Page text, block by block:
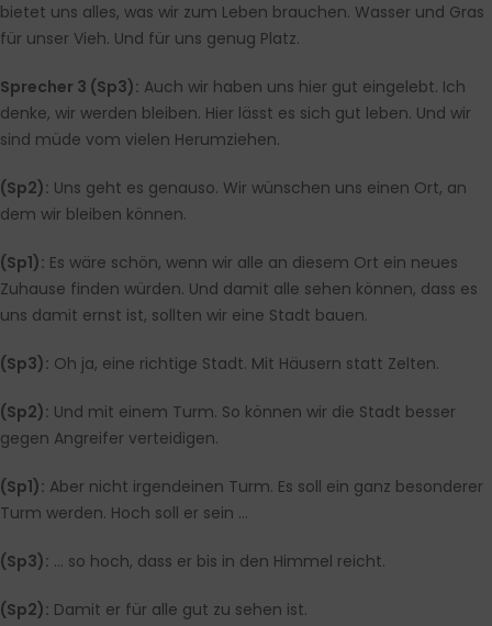
bietet uns alles, was wir zum Leben brauchen. Wasser und Gras
für unser Vieh. Und für uns genug Platz.
Sprecher 3 (Sp3): Auch wir haben uns hier gut eingelebt. Ich
denke, wir werden bleiben. Hier lässt es sich gut leben. Und wir
sind müde vom vielen Herumziehen.
(Sp2): Uns geht es genauso. Wir wünschen uns einen Ort, an
dem wir bleiben können.
(Sp1): Es wäre schön, wenn wir alle an diesem Ort ein neues
Zuhause finden würden. Und damit alle sehen können, dass es
uns damit ernst ist, sollten wir eine Stadt bauen.
(Sp3): Oh ja, eine richtige Stadt. Mit Häusern statt Zelten.
(Sp2): Und mit einem Turm. So können wir die Stadt besser
gegen Angreifer verteidigen.
(Sp1): Aber nicht irgendeinen Turm. Es soll ein ganz besonderer
Turm werden. Hoch soll er sein …
(Sp3): … so hoch, dass er bis in den Himmel reicht.
(Sp2): Damit er für alle gut zu sehen ist.